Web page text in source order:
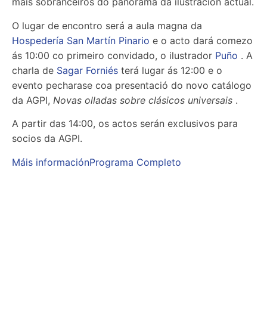
O lugar de encontro será a aula magna da
Hospedería San Martín Pinario e o acto dará comezo
ás 10:00 co primeiro convidado, o ilustrador Puño . A
charla de Sagar Forniés terá lugar ás 12:00 e o
evento pecharase coa presentació do novo catálogo
da AGPI, Novas olladas sobre clásicos universais .
A partir das 14:00, os actos serán exclusivos para
socios da AGPI.
Máis informaciónPrograma Completo